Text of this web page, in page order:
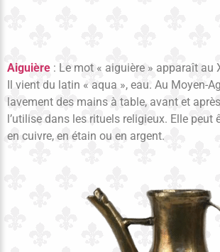
Aiguière : Le mot « aiguière » apparaît au
Il vient du latin « aqua », eau. Au Moyen-
lavement des mains à table, avant et
l’utilise dans les rituels religieux. Elle peut
en cuivre, en étain ou en argent.